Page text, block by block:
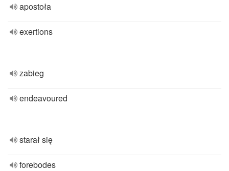
apostoła
exertions
zabieg
endeavoured
starał się
forebodes